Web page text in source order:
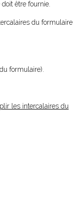
être fournie.
du formulaire
formulaire).
les intercalaires du